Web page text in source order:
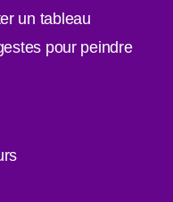
un tableau
pour peindre